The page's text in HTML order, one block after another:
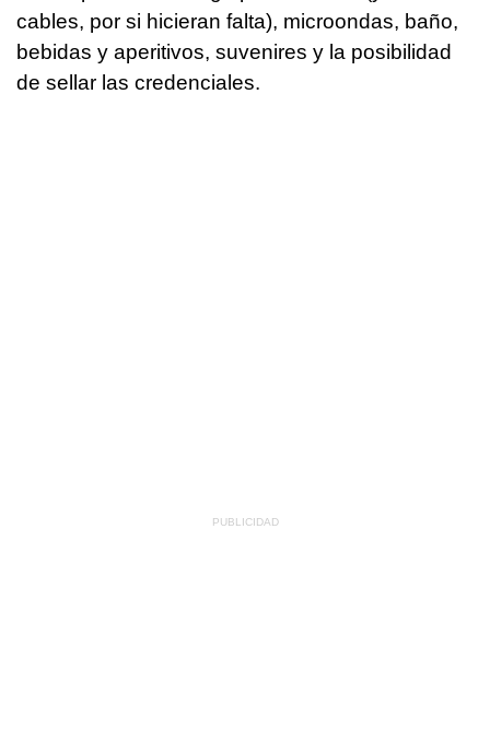
cables, por si hicieran falta), microondas, baño,
bebidas y aperitivos, suvenires y la posibilidad
de sellar las credenciales.